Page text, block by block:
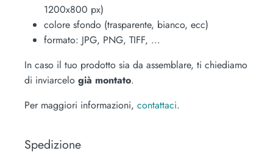
1200x800 px)
colore sfondo (trasparente, bianco, ecc)
formato: JPG, PNG, TIFF, ...
In caso il tuo prodotto sia da assemblare, ti chiediamo
di inviarcelo già montato.
Per maggiori informazioni, contattaci.
Spedizione